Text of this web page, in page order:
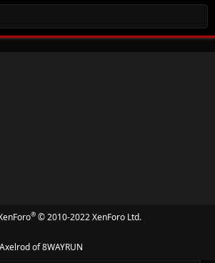
® © 2010-2022 XenForo Ltd.
of8WAYRUN